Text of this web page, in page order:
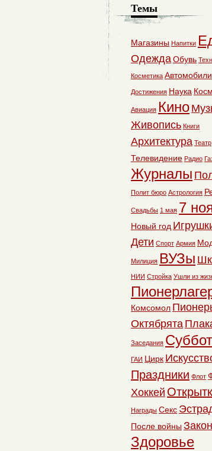
Темы
Магазины Напитки
ОдеждаОбувь
Косметика Автомобили
Достижения Наука
Авиация Кино
Живопись Книги
Архитектура Театр
Телевидение Радио
Журналы
Полит бюро Астрология
Свадьбы 1 мая 7
Новый год
Дети Спорт Армия
Милиция ВУЗы
НИИ Стройка Ушли из
Комсомол
Октябрята
Заседания
ГАИ Цирк
Праздники Флот
Хоккей
Награды Секс
После войны Закон
Здоровье